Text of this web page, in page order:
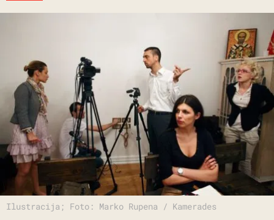
Ilustracija; Foto: Marko Rupena / Kamerades